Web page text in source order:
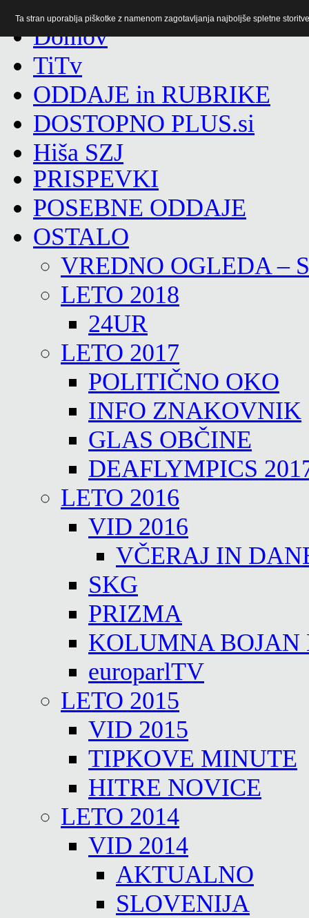
TiTv
ODDAJE in RUBRIKE
DOSTOPNO PLUS.si
Hiša SZJ
PRISPEVKI
POSEBNE ODDAJE
OSTALO
VREDNO OGLEDA –
LETO 2018
24UR
LETO 2017
POLITIČNO OKO
INFO ZNAKOVNIK
GLAS OBČINE
DEAFLYMPICS
LETO 2016
VID 2016
VČERAJ IN
SKG
PRIZMA
KOLUMNA BOJAN
europarlTV
LETO 2015
VID 2015
TIPKOVE MINUTE
HITRE NOVICE
LETO 2014
VID 2014
AKTUALNO
SLOVENIJA
Ta stran uporablja piškotke z namenom zagotavljanja najboljše spletne